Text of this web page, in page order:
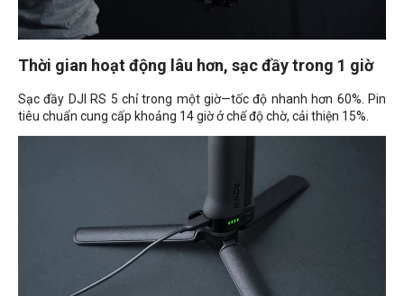
Thời gian hoạt động lâu hơn, sạc đầy trong 1 giờ
Sạc đầy DJI RS 5 chỉ trong một giờ—tốc độ nhanh hơn 60%. Pin
tiêu chuẩn cung cấp khoảng 14 giờ ở chế độ chờ, cải thiện 15%.